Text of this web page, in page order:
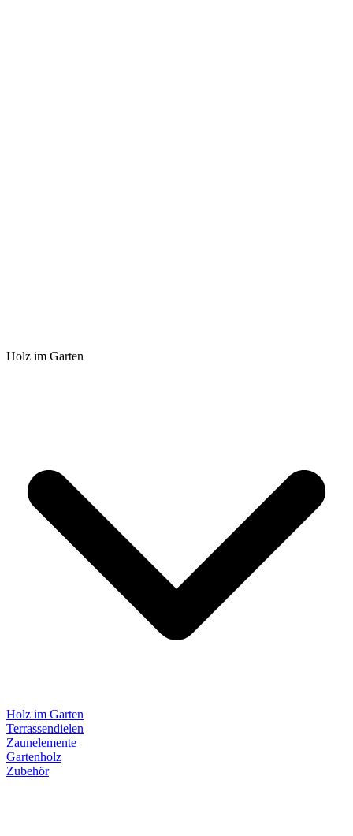
Holz im Garten
Holz im Garten
Terrassendielen
Zaunelemente
Gartenholz
Zubehör